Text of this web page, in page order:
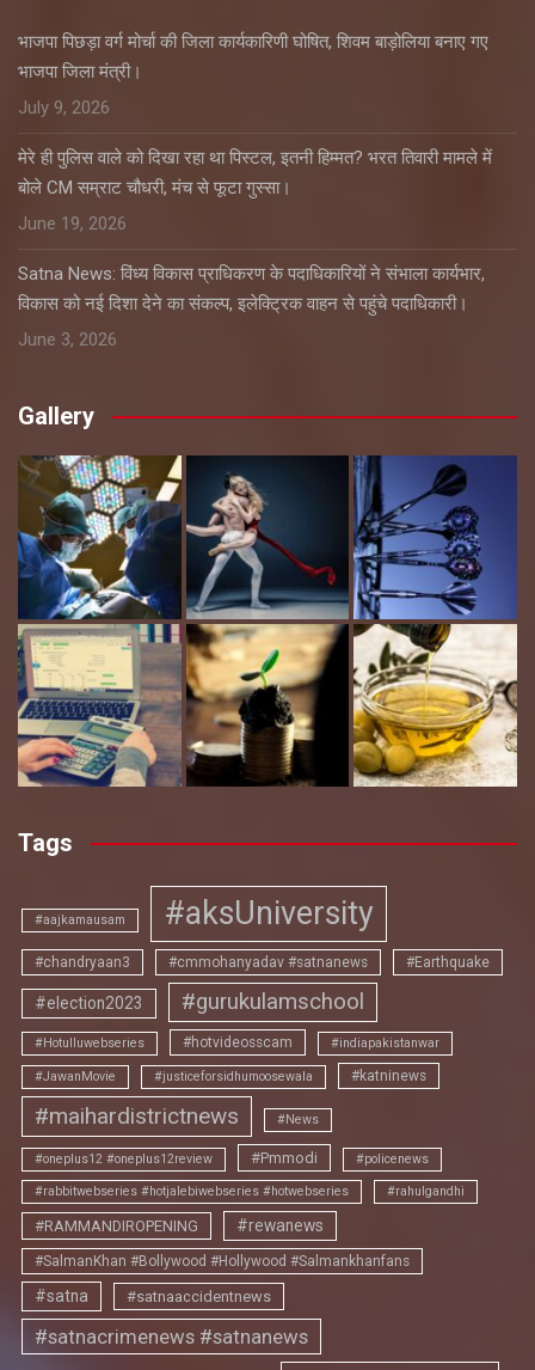
भाजपा पिछड़ा वर्ग मोर्चा की जिला कार्यकारिणी घोषित, शिवम बाड़ोलिया बनाए गए
भाजपा जिला मंत्री।
July 9, 2026
मेरे ही पुलिस वाले को दिखा रहा था पिस्टल, इतनी हिम्मत? भरत तिवारी मामले में
बोले CM सम्राट चौधरी, मंच से फूटा गुस्सा।
June 19, 2026
Satna News: विंध्य विकास प्राधिकरण के पदाधिकारियों ने संभाला कार्यभार,
विकास को नई दिशा देने का संकल्प, इलेक्ट्रिक वाहन से पहुंचे पदाधिकारी।
June 3, 2026
Gallery
Tags
#aajkamausam #aksUniversity
#chandryaan3 #cmmohanyadav #satnanews #Earthquake
#election2023 #gurukulamschool
#Hotulluwebseries #hotvideosscam #indiapakistanwar
#JawanMovie #justiceforsidhumoosewala #katninews
#maihardistrictnews #News
#oneplus12 #oneplus12review #Pmmodi #policenews
#rabbitwebseries #hotjalebiwebseries #hotwebseries #rahulgandhi
#RAMMANDIROPENING #rewanews
#SalmanKhan #Bollywood #Hollywood #Salmankhanfans
#satna #satnaaccidentnews
#satnacrimenews #satnanews